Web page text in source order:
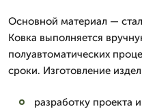
Основной материал —
Ковка выполняется
полуавтоматических
сроки. Изготовление
разработку проекта